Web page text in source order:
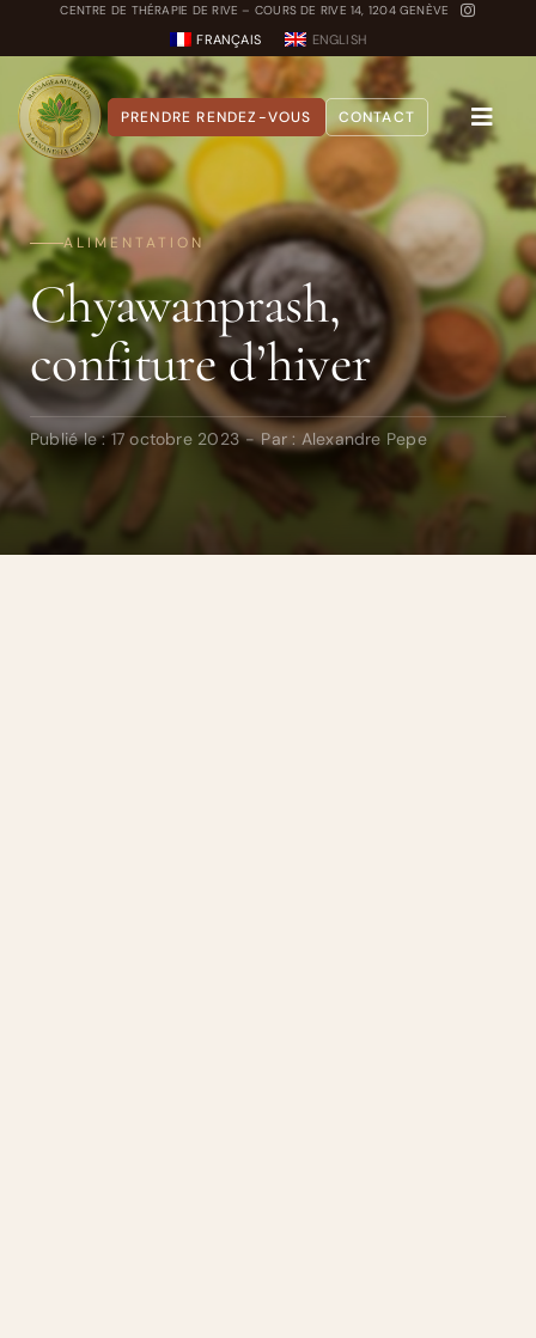
contenu
CENTRE DE THÉRAPIE DE RIVE – COURS DE RIVE 14, 1204 GENÈVE
FRANÇAIS ENGLISH
Toggle
A propos
Nos Soins
Carnet Ayurvédique
Quiz Dosha
PRENDRE RENDEZ-VOUS CONTACT
ALIMENTATION
Chyawanprash,
confiture d’hiver
Publié le : 17 octobre 2023 - Par : Alexandre Pepe